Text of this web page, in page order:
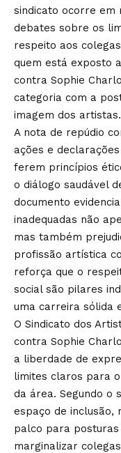
sindicato ocorre em
debates sobre os
respeito aos
quem está exposto
contra Sophie
categoria com a
imagem dos artistas.
A nota de repúdio
ações e
ferem princípios
o diálogo saudável
documento
inadequadas não
mas também
profissão artística
reforça que o
social são pilares
uma carreira sólida
O Sindicato dos
contra Sophie
a liberdade de
limites claros para
da área. Segundo o
espaço de inclusão,
palco para posturas
marginalizar